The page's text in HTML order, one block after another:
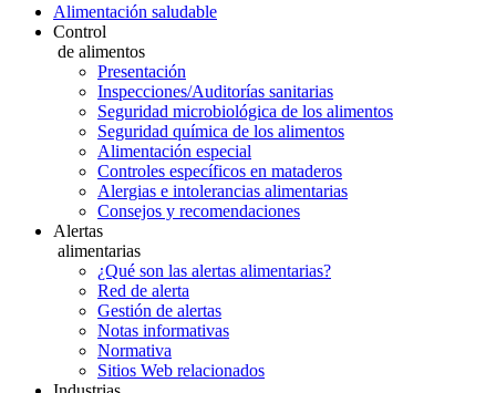
Alimentación saludable
Control
de alimentos
Presentación
Inspecciones/Auditorías sanitarias
Seguridad microbiológica de los alimentos
Seguridad química de los alimentos
Alimentación especial
Controles específicos en mataderos
Alergias e intolerancias alimentarias
Consejos y recomendaciones
Alertas
alimentarias
¿Qué son las alertas alimentarias?
Red de alerta
Gestión de alertas
Notas informativas
Normativa
Sitios Web relacionados